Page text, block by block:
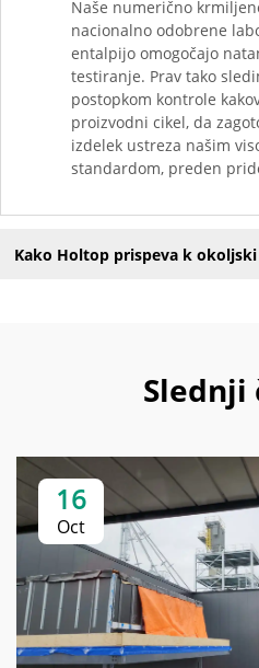
Naše numerično
nacionalno odobrene
entalpijo omogočajo
testiranje. Prav tako
postopkom kontrole
proizvodni cikel, da
izdelek ustreza našim
standardom, preden
Kako Holtop prispeva k
Slednji
16
Oct